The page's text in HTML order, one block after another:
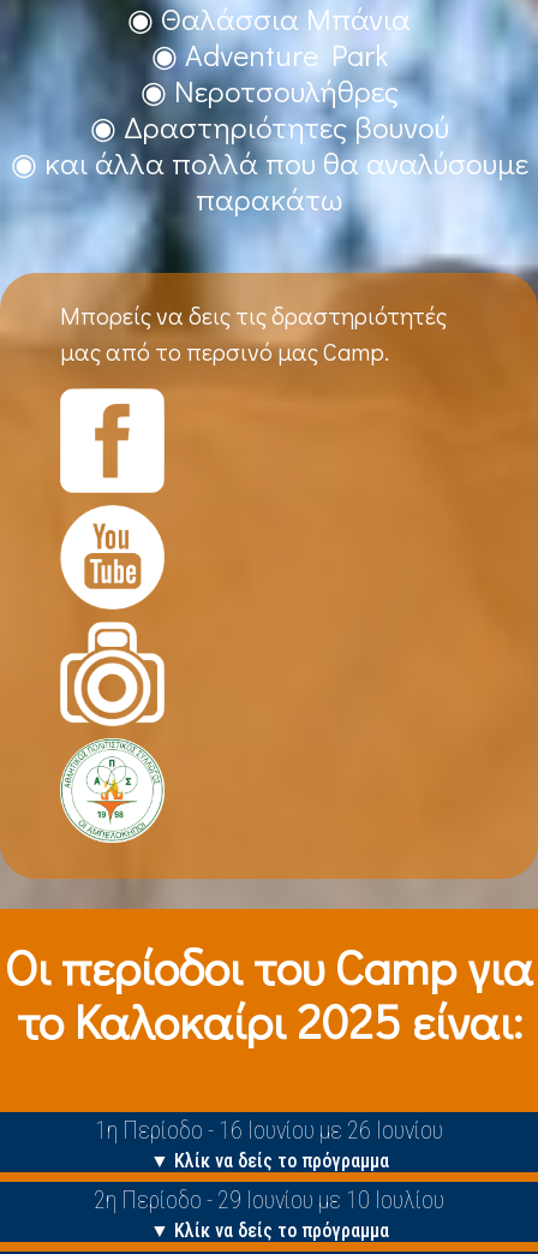
◉ Θαλάσσια Μπάνια
◉ Adventure Park
◉ Νεροτσουλήθρες
◉ Δραστηριότητες βουνού
◉ και άλλα πολλά που θα αναλύσουμε
παρακάτω
Μπορείς να δεις τις δραστηριότητές
μας από το περσινό μας Camp.
Οι περίοδοι τoυ Camp για
το Καλοκαίρι 2025 είναι:
1η Περίοδο - 16 Ιουνίου με 26 Ιουνίου
▼ Κλίκ να δείς το πρόγραμμα
2η Περίοδο - 29 Ιουνίου με 10 Ιουλίου
▼ Κλίκ να δείς το πρόγραμμα